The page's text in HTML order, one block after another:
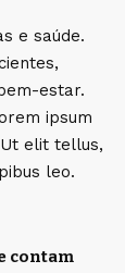
e saúde.
estar.
ipsum
elit tellus,
leo.
contam